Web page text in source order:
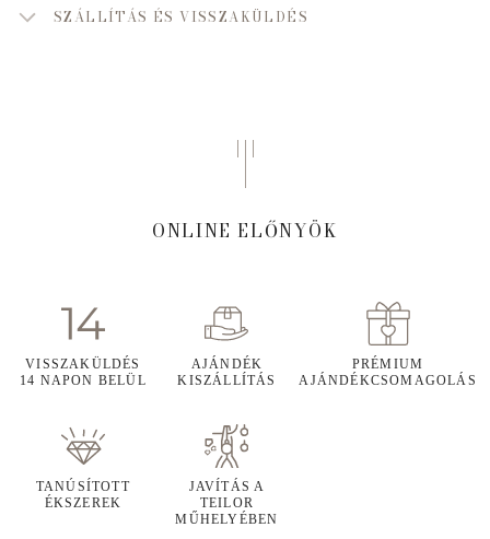
SZÁLLÍTÁS ÉS VISSZAKÜLDÉS
ONLINE ELŐNYÖK
VISSZAKÜLDÉS
14 NAPON BELÜL
AJÁNDÉK
KISZÁLLÍTÁS
PRÉMIUM
AJÁNDÉKCSOMAGOLÁS
TANÚSÍTOTT
ÉKSZEREK
JAVÍTÁS A
TEILOR
MŰHELYÉBEN